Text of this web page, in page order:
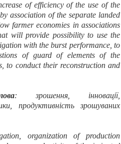
of efficiency of the use of the
association of the separate landed
farmer economies in associations
will provide possibility to use the
with the burst performance, to
of guard of elements of the
to conduct their reconstruction and
: зрошення, інновації,
продуктивність зрошуваних
organization of production